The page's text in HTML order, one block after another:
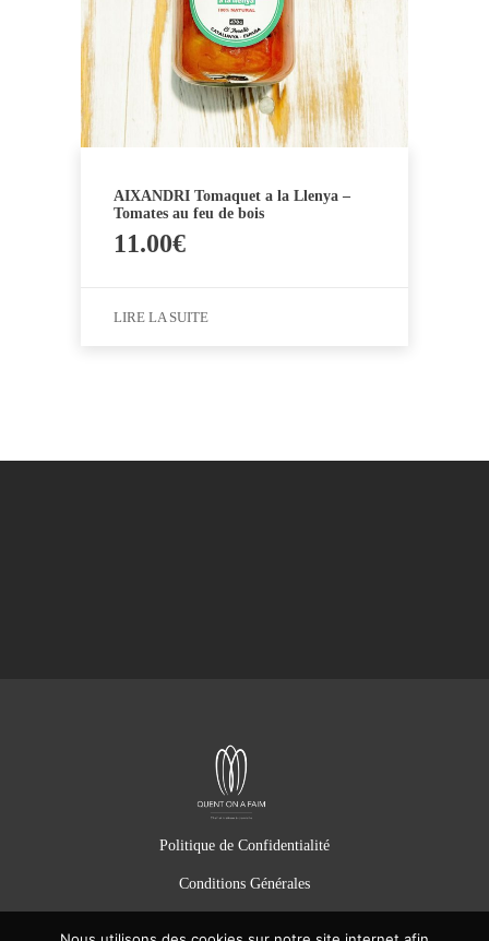
AIXANDRI Tomaquet a la Llenya –
Tomates au feu de bois
11.00€
LIRE LA SUITE
Politique de Confidentialité
Conditions Générales